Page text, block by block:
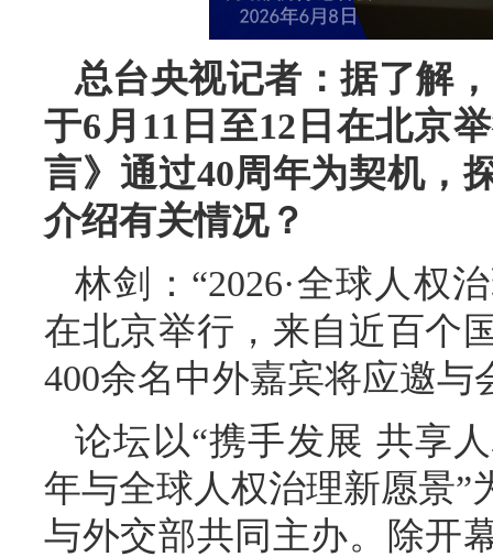
总台央视记者：据了解
于6月11日至12日在北京
言》通过40周年为契机，
介绍有关情况？
林剑：“2026·全球人权
在北京举行，来自近百个
400余名中外嘉宾将应邀与
论坛以“携手发展 共享
年与全球人权治理新愿景”
与外交部共同主办。除开